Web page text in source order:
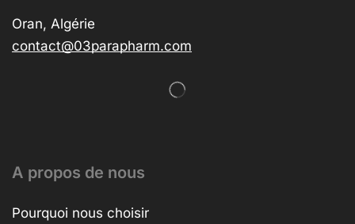
Oran, Algérie
contact@03parapharm.com
A propos de nous
Pourquoi nous choisir